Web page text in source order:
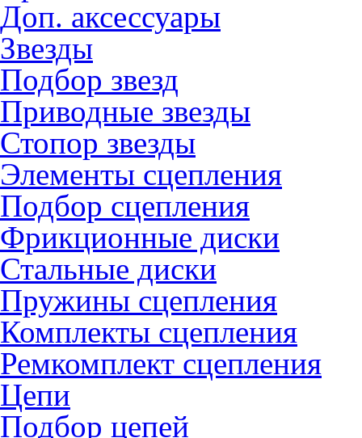
Доп. аксессуары
Звезды
Подбор звезд
Приводные звезды
Стопор звезды
Элементы сцепления
Подбор сцепления
Фрикционные диски
Стальные диски
Пружины сцепления
Комплекты сцепления
Ремкомплект сцепления
Цепи
Подбор цепей